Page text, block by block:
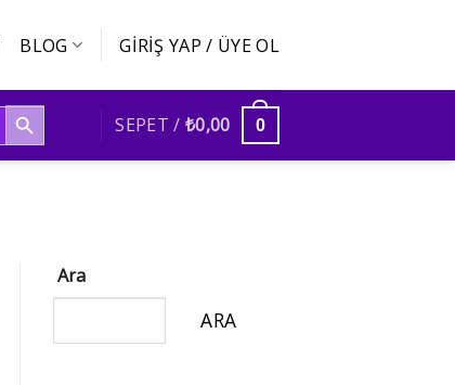
BLOG GIRIŞ YAP / ÜYE OL
SEARCH BUTTON
SEPET / ₺0,00 0
Ara
ARA